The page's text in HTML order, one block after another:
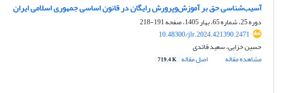
آسیب‌شناسی حق بر آموزش‌وپرورش رایگان در قانون اساسی جمهوری اسلامی ایران
دوره 25، شماره 65، بهار 1405، صفحه
191-218
10.48300/jlr.2024.421390.2471
حسین خزایی، سعید قائدی
مشاهده مقاله
اصل مقاله 719.4 K